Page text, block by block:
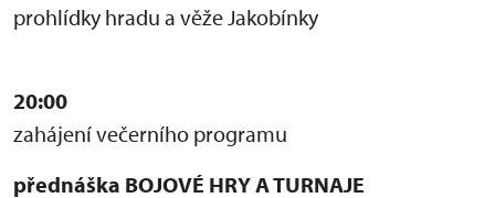
prohlídky hradu a věže Jakobínky
20:00
zahájení večerního programu
přednáška BOJOVÉ HRY A TURNAJE